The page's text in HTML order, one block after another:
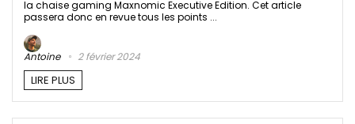
la chaise gaming Maxnomic Executive Edition. Cet article
passera donc en revue tous les points ...
Antoine 2 février 2024
LIRE PLUS